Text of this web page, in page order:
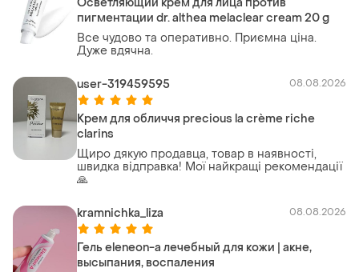
Осветляющий крем для лица против
пигментации dr. althea melaclear cream 20 g
Все чудово та оперативно. Приємна ціна.
Дуже вдячна.
user-319459595 08.08.2026
Крем для обличчя precious la crème riche
clarins
Щиро дякую продавца, товар в наявності,
швидка відправка! Мої найкращі рекомендації
🙏
kramnichka_liza 08.08.2026
Гель eleneon-a лечебный для кожи | акне,
высыпания, воспаления